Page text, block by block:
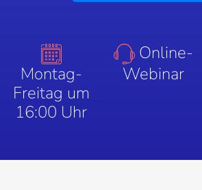
Montag-
Freitag um
16:00 Uhr
Online-
Webinar